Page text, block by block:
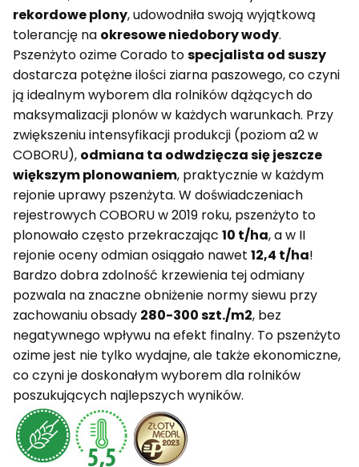
rekordowe plony, udowodniła swoją wyjątkową
tolerancję na okresowe niedobory wody.
Pszenżyto ozime Corado tospecjalista od suszy
dostarcza potężne ilości ziarna paszowego, co czyni
ją idealnym wyborem dla rolników dążących do
maksymalizacji plonów w każdych warunkach. Przy
zwiększeniu intensyfikacji produkcji (poziom a2 w
COBORU), odmiana ta odwdzięcza się jeszcze
większym plonowaniem, praktycznie w każdym
rejonie uprawy pszenżyta. W doświadczeniach
rejestrowych COBORU w 2019 roku, pszenżyto to
plonowało często przekraczając 10 t/ha, a w II
rejonie oceny odmian osiągało nawet 12,4 t/ha!
Bardzo dobra zdolność krzewienia tej odmiany
pozwala na znaczne obniżenie normy siewu przy
zachowaniu obsady 280-300 szt./m2, bez
negatywnego wpływu na efekt finalny. To pszenżyto
ozime jest nie tylko wydajne, ale także ekonomiczne,
co czyni je doskonałym wyborem dla rolników
poszukujących najlepszych wyników.